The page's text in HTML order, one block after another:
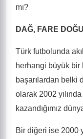
mı?
DAĞ, FARE
Türk futbolunda
herhangi büyük bir
başarılardan belki
olarak 2002
kazandığımız
Bir diğeri ise 2000